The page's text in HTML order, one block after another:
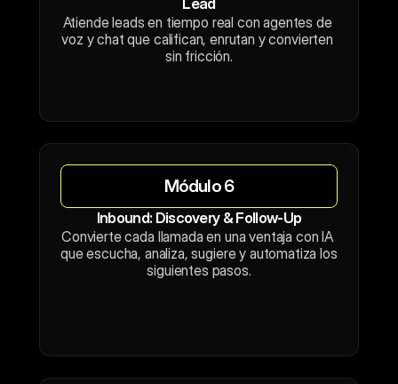
Atiende leads en tiempo real con agentes de
voz y chat que califican, enrutan y convierten
sin fricción.
Módulo 6
Inbound: Discovery & Follow-Up
Convierte cada llamada en una ventaja con IA
que escucha, analiza, sugiere y automatiza los
siguientes pasos.